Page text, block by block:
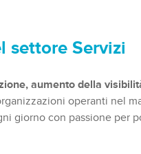
settore Servizi
aumento della
operanti nel
giorno con passione per